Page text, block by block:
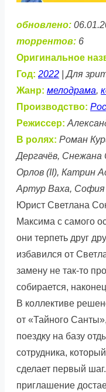
обновлено:
торрентов: 6
Оригинальное
Год: 2022 | Для
Жанр: мелодрама,
Производство:
Режиссер:
В ролях: Роман
Дергачёв,
Орлов (II), Катрин
Артур Ваха, София
Юрист Светлана
Максима с самого
они терпеть друг
избавился от
замену не так-то
собирается,
В коллективе
от «Тайного
поездку на базу
сотрудника,
сделает первый
приглашение